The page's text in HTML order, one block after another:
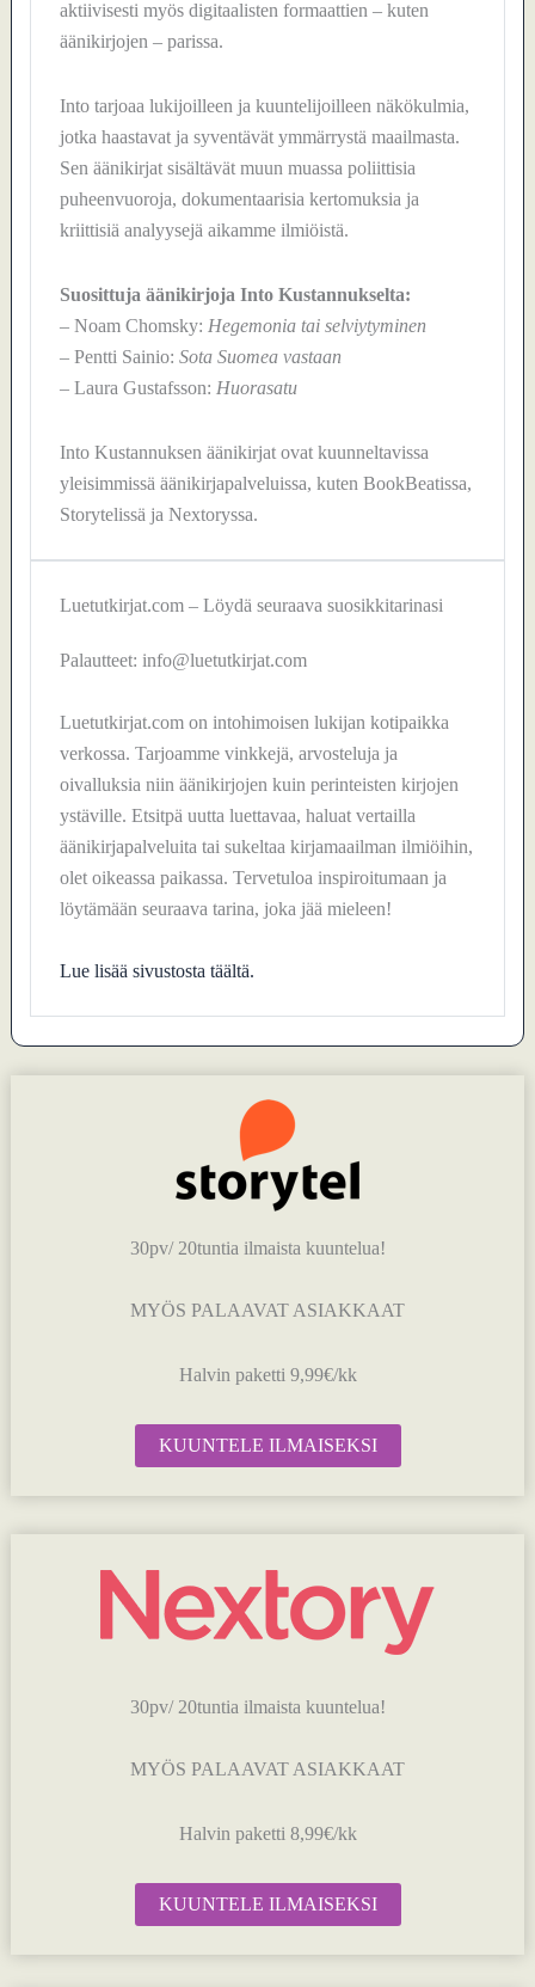
aktiivisesti myös digitaalisten formaattien – kuten
äänikirjojen – parissa.
Into tarjoaa lukijoilleen ja kuuntelijoilleen näkökulmia,
jotka haastavat ja syventävät ymmärrystä maailmasta.
Sen äänikirjat sisältävät muun muassa poliittisia
puheenvuoroja, dokumentaarisia kertomuksia ja
kriittisiä analyysejä aikamme ilmiöistä.
Suosittuja äänikirjoja Into Kustannukselta:
– Noam Chomsky: Hegemonia tai selviytyminen
– Pentti Sainio: Sota Suomea vastaan
– Laura Gustafsson: Huorasatu
Into Kustannuksen äänikirjat ovat kuunneltavissa
yleisimmissä äänikirjapalveluissa, kuten BookBeatissa,
Storytelissä ja Nextoryssa.
Luetutkirjat.com – Löydä seuraava suosikkitarinasi
Palautteet: info@luetutkirjat.com
Luetutkirjat.com on intohimoisen lukijan kotipaikka
verkossa. Tarjoamme vinkkejä, arvosteluja ja
oivalluksia niin äänikirjojen kuin perinteisten kirjojen
ystäville. Etsitpä uutta luettavaa, haluat vertailla
äänikirjapalveluita tai sukeltaa kirjamaailman ilmiöihin,
olet oikeassa paikassa. Tervetuloa inspiroitumaan ja
löytämään seuraava tarina, joka jää mieleen!
Lue lisää sivustosta täältä.
30pv/ 20tuntia ilmaista kuuntelua!
MYÖS PALAAVAT ASIAKKAAT
Halvin paketti 9,99€/kk
KUUNTELE ILMAISEKSI
30pv/ 20tuntia ilmaista kuuntelua!
MYÖS PALAAVAT ASIAKKAAT
Halvin paketti 8,99€/kk
KUUNTELE ILMAISEKSI